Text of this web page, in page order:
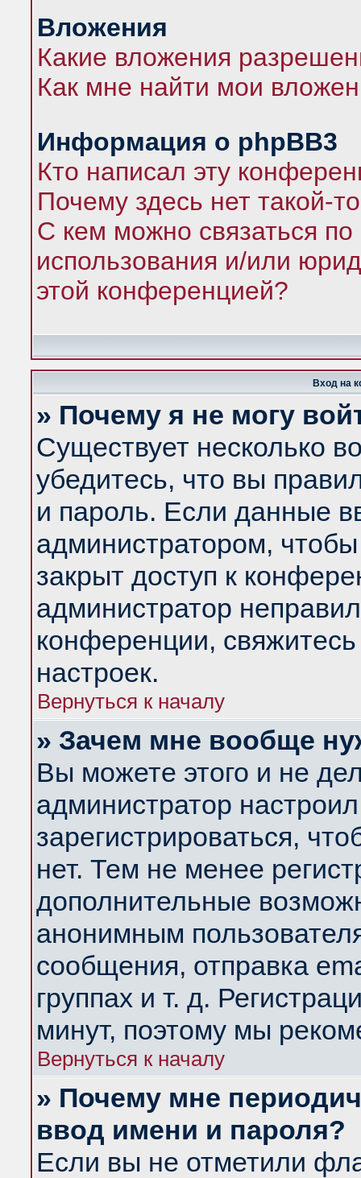
Вложения
Какие вложения
Как мне найти мои
Информация о phpBB3
Кто написал эту
Почему здесь нет такой-
С кем можно связаться по
использования и/или
этой конференцией?
Вход на
» Почему я не могу
Существует несколько
убедитесь, что вы
и пароль. Если данные
администратором,
закрыт доступ к
администратор
конференции,
настроек.
Вернуться к началу
» Зачем мне вообще
Вы можете этого и не
администратор
зарегистрироваться,
нет. Тем не менее
дополнительные
анонимным
сообщения, отправка
группах и т. д.
минут, поэтому мы
Вернуться к началу
» Почему мне
ввод имени и пароля?
Если вы не отметили